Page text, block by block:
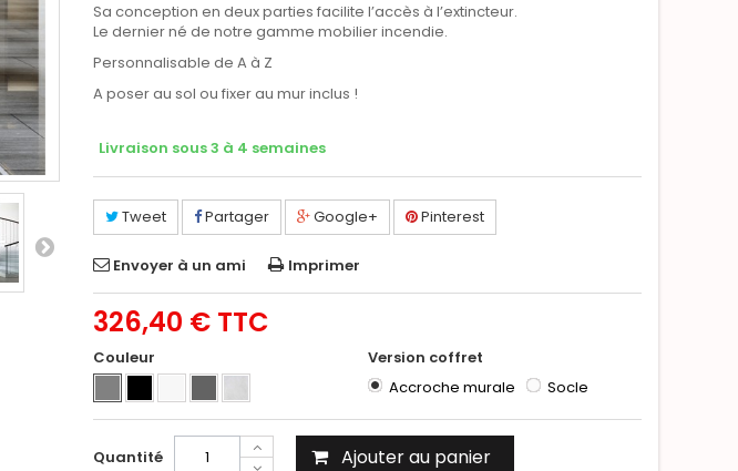
Sa conception en deux parties facilite l’accès à l’extincteur.
Le dernier né de notre gamme mobilier incendie.
Personnalisable de A à Z
A poser au sol ou fixer au mur inclus !
Livraison sous 3 à 4 semaines
Tweet Partager Google+ Pinterest
Envoyer à un ami Imprimer
326,40 € TTC
Couleur
Version coffret
Accroche murale
Socle
Quantité Ajouter au panier